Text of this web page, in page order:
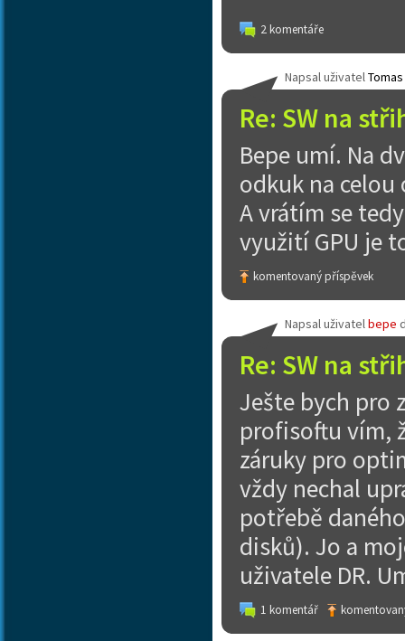
2 komentáře
Re: SW na
Napsal uživatelTomas
Bepe umí. Na
odkuk na celou
A vrátím se
využití GPU je
komentovaný příspěvek
Re: SW na
Napsal uživatelbepe
Ješte bych pro
profisoftu vím,
záruky pro
vždy nechal
potřebě
disků). Jo a
uživatele DR.
1 komentář